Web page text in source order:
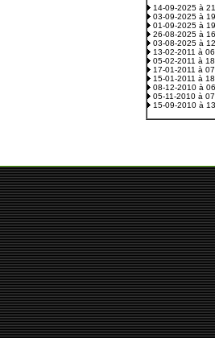
14-09-2025 à
03-09-2025 à
01-09-2025 à
26-08-2025 à
03-08-2025 à
13-02-2011 à
05-02-2011 à
17-01-2011 à
15-01-2011 à
08-12-2010 à
05-11-2010 à
15-09-2010 à